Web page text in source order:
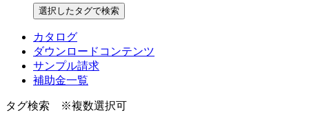
カタログ
ダウンロードコンテンツ
サンプル請求
補助金一覧
タグ検索 ※複数選択可